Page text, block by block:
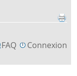
FAQ Connexion